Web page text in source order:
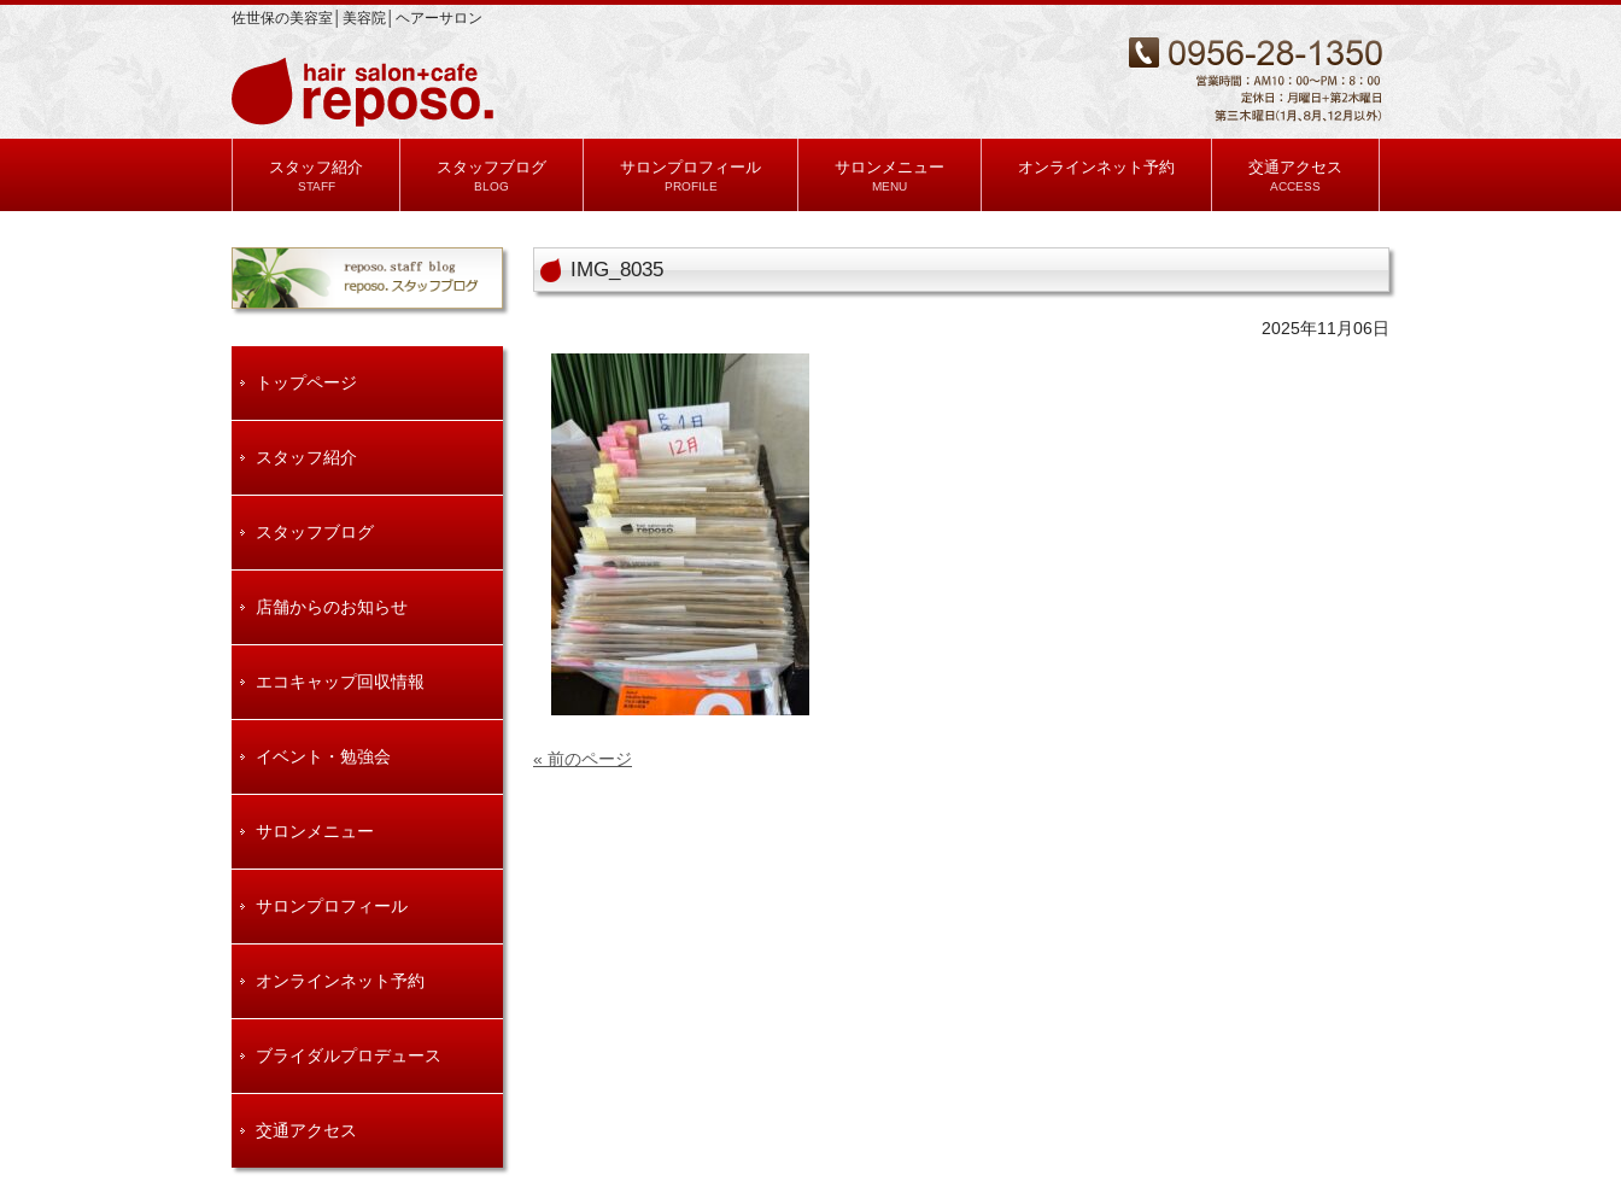
佐世保の美容室│美容院│ヘアーサロン
スタッフ紹介
STAFF
スタッフブログ
BLOG
サロンプロフィール
PROFILE
サロンメニュー
MENU
オンラインネット予約 交通アクセス
ACCESS
IMG_8035
2025年11月06日
« 前のページ
トップページ
スタッフ紹介
スタッフブログ
店舗からのお知らせ
エコキャップ回収情報
イベント・勉強会
サロンメニュー
サロンプロフィール
オンラインネット予約
ブライダルプロデュース
交通アクセス